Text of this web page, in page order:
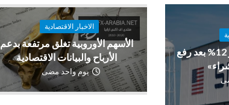
سهم سبيس إكس يقفز 12% بعد رفع
الاخبار الاقتصادية
الأسهم الأوروبية تغلق مرتفعة بدعم
الأرباح والبيانات الاقتصادية
يوم واحد مضى